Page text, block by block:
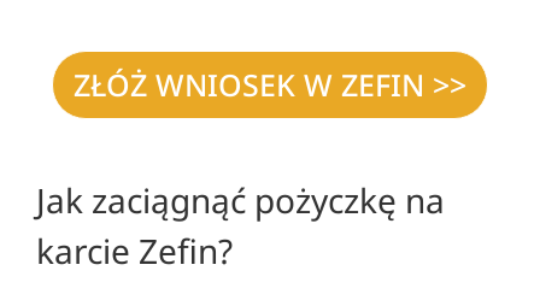
ZŁÓŻ WNIOSEK W ZEFIN >>
Jak zaciągnąć pożyczkę na
karcie Zefin?